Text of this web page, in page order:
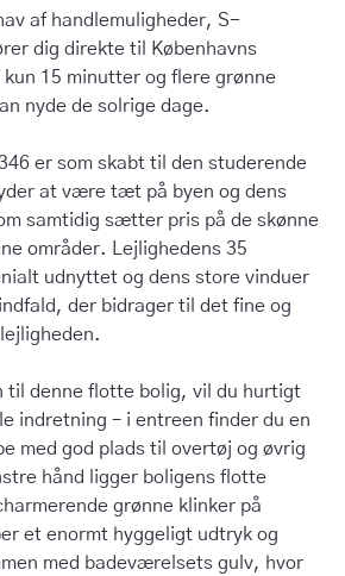
af handlemuligheder, S-
dig direkte til Københavns
kun 15 minutter og flere grønne
nyde de solrige dage.
er som skabt til den studerende
at være tæt på byen og dens
samtidig sætter pris på de skønne
områder. Lejlighedens 35
udnyttet og dens store vinduer
der bidrager til det fine og
til denne flotte bolig, vil du hurtigt
indretning – i entreen finder du en
med god plads til overtøj og øvrig
hånd ligger boligens flotte
grønne klinker på
et enormt hyggeligt udtryk og
med badeværelsets gulv, hvor